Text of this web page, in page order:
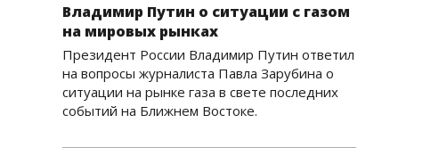
Владимир Путин о ситуации с газом
на мировых рынках
Президент России Владимир Путин ответил
на вопросы журналиста Павла Зарубина о
ситуации на рынке газа в свете последних
событий на Ближнем Востоке.